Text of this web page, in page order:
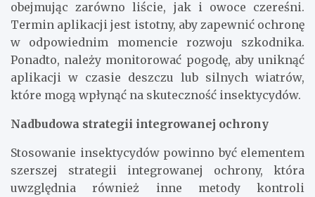
obejmując zarówno liście, jak i owoce czereśni.
Termin aplikacji jest istotny, aby zapewnić ochronę
w odpowiednim momencie rozwoju szkodnika.
Ponadto, należy monitorować pogodę, aby uniknąć
aplikacji w czasie deszczu lub silnych wiatrów,
które mogą wpłynąć na skuteczność insektycydów.
Nadbudowa strategii integrowanej ochrony
Stosowanie insektycydów powinno być elementem
szerszej strategii integrowanej ochrony, która
uwzględnia również inne metody kontroli